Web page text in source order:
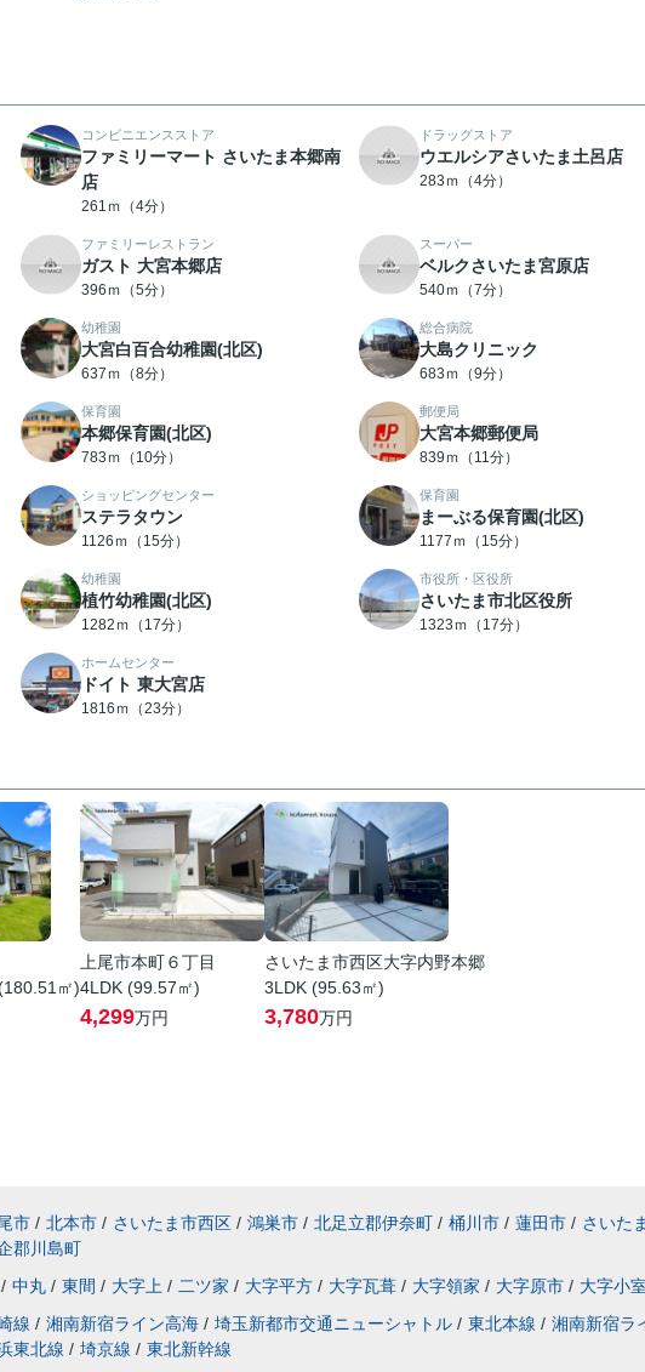
コンビニエンスストア
ファミリーマート さいたま本郷南
店
261ｍ（4分）
ドラッグストア
ウエルシアさいたま土呂店
283ｍ（4分）
ファミリーレストラン
ガスト 大宮本郷店
396ｍ（5分）
スーパー
ベルクさいたま宮原店
540ｍ（7分）
幼稚園
大宮白百合幼稚園(北区)
637ｍ（8分）
総合病院
大島クリニック
683ｍ（9分）
保育園
本郷保育園(北区)
783ｍ（10分）
郵便局
大宮本郷郵便局
839ｍ（11分）
ショッピングセンター
ステラタウン
1126ｍ（15分）
保育園
まーぶる保育園(北区)
1177ｍ（15分）
幼稚園
植竹幼稚園(北区)
1282ｍ（17分）
市役所・区役所
さいたま市北区役所
1323ｍ（17分）
ホームセンター
ドイト 東大宮店
1816ｍ（23分）
㎡)
上尾市本町６丁目
4LDK (99.57㎡)
4,299万円
さいたま市西区大字内野本郷
3LDK (95.63㎡)
3,780万円
市 / 北本市 / さいたま市西区 / 鴻巣市 / 北足立郡伊奈町 / 桶川市 / 蓮田市 / さいた
郡川島町
/ 中丸 / 東間 / 大字上 / 二ツ家 / 大字平方 / 大字瓦葺 / 大字領家 / 大字原市 / 大字小
線 / 湘南新宿ライン高海 / 埼玉新都市交通ニューシャトル / 東北本線 / 湘南新宿ラ
東北線 / 埼京線 / 東北新幹線